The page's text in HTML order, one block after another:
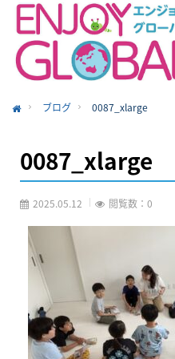
ブログ 0087_xlarge
0087_xlarge
2025.05.12 閲覧数：0